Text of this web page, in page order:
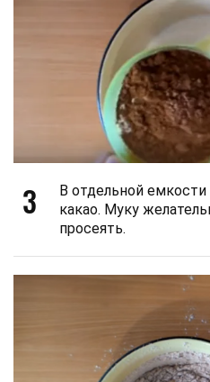
3
В отдельной
какао. Муку
просеять.